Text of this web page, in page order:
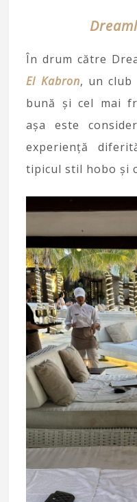
În drum către
El Kabron, un club
bună și cel mai
așa este
experiență
tipicul stil hobo și